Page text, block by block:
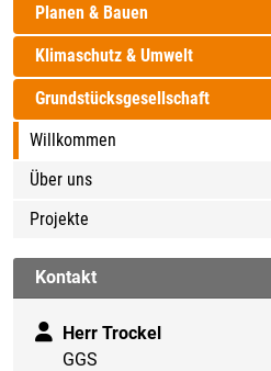
Planen & Bauen
Klimaschutz & Umwelt
Grundstücksgesellschaft
Willkommen
Über uns
Projekte
Kontakt
Herr Trockel
GGS